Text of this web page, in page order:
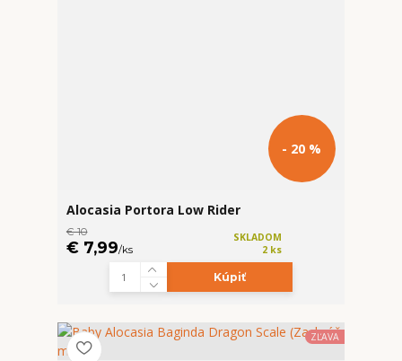
- 20 %
Alocasia Portora Low Rider
€ 10
€ 7,99/ks
SKLADOM
2 ks
Kúpiť
ZĽAVA